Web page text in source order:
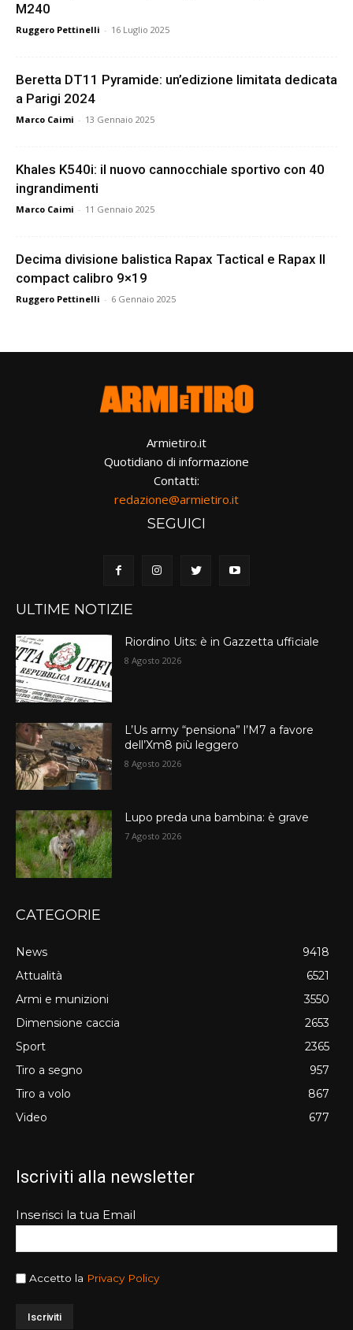
M240
Ruggero Pettinelli - 16 Luglio 2025
Beretta DT11 Pyramide: un’edizione limitata dedicata
a Parigi 2024
Marco Caimi - 13 Gennaio 2025
Khales K540i: il nuovo cannocchiale sportivo con 40
ingrandimenti
Marco Caimi - 11 Gennaio 2025
Decima divisione balistica Rapax Tactical e Rapax II
compact calibro 9×19
Ruggero Pettinelli - 6 Gennaio 2025
Armietiro.it
Quotidiano di informazione
Contatti:
redazione@armietiro.it
SEGUICI
ULTIME NOTIZIE
Riordino Uits: è in Gazzetta ufficiale
8 Agosto 2026
L’Us army “pensiona” l’M7 a favore
dell’Xm8 più leggero
8 Agosto 2026
Lupo preda una bambina: è grave
7 Agosto 2026
CATEGORIE
News
9418
Attualità
6521
Armi e munizioni
3550
Dimensione caccia
2653
Sport
2365
Tiro a segno
957
Tiro a volo
867
Video
677
Iscriviti alla newsletter
Inserisci la tua Email
Accetto la Privacy Policy